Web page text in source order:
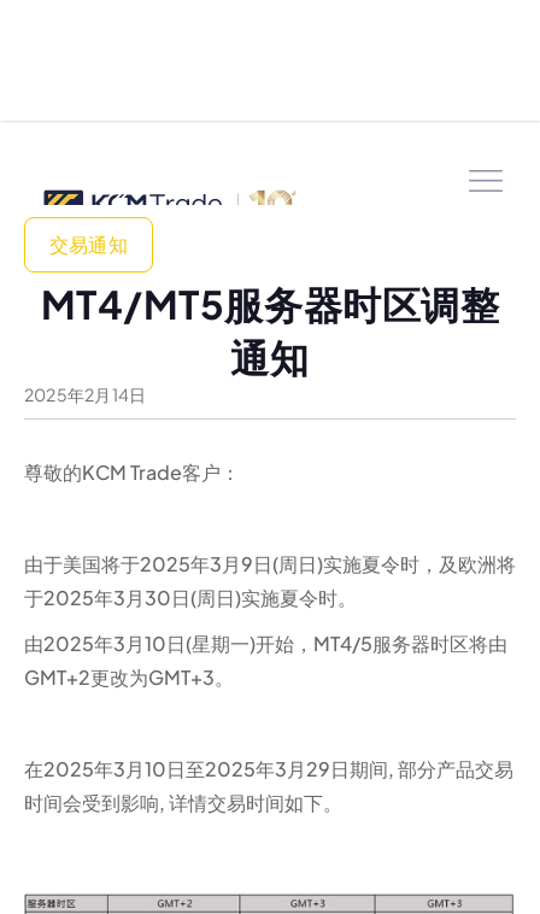
交易通知
MT4/MT5服务器时区调整
通知
2025年2月 14日
尊敬的KCM Trade客户：
由于美国将于2025年3月9日(周日)实施夏令时，及欧洲将
于2025年3月30日(周日)实施夏令时。
由2025年3月10日(星期一)开始，MT4/5服务器时区将由
GMT+2更改为GMT+3。
在2025年3月10日至2025年3月29日期间, 部分产品交易
时间会受到影响, 详情交易时间如下。